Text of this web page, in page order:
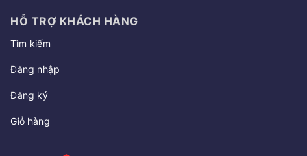
HỖ TRỢ KHÁCH HÀNG
Tìm kiếm
Đăng nhập
Đăng ký
Giỏ hàng